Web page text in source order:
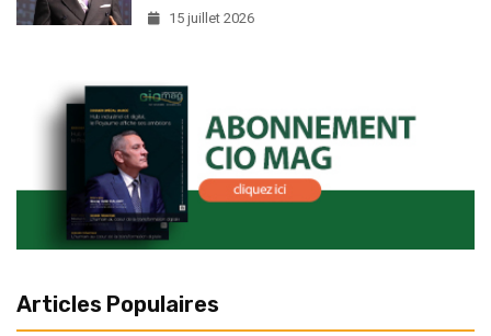
15 juillet 2026
Articles Populaires